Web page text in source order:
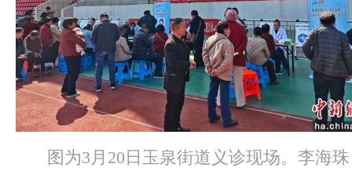
图为3月20日玉泉街道义诊现场。李海